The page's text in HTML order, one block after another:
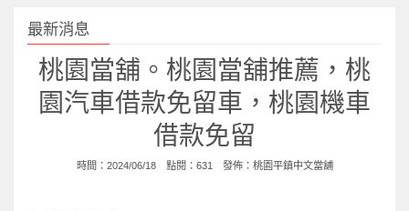
最新消息
桃園當舖。桃園當舖推薦，桃
園汽車借款免留車，桃園機車
借款免留
時間：2024/06/18 點閱：631 發佈： 桃園平鎮中文當舖